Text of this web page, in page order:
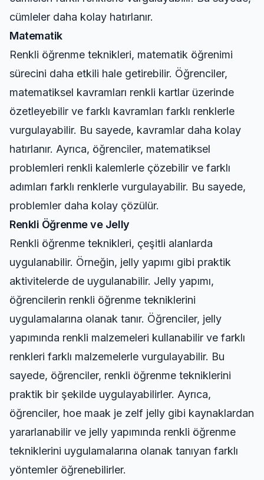
cümleler daha kolay hatırlanır.
Matematik
Renkli öğrenme teknikleri, matematik öğrenimi
sürecini daha etkili hale getirebilir. Öğrenciler,
matematiksel kavramları renkli kartlar üzerinde
özetleyebilir ve farklı kavramları farklı renklerle
vurgulayabilir. Bu sayede, kavramlar daha kolay
hatırlanır. Ayrıca, öğrenciler, matematiksel
problemleri renkli kalemlerle çözebilir ve farklı
adımları farklı renklerle vurgulayabilir. Bu sayede,
problemler daha kolay çözülür.
Renkli Öğrenme ve Jelly
Renkli öğrenme teknikleri, çeşitli alanlarda
uygulanabilir. Örneğin, jelly yapımı gibi praktik
aktivitelerde de uygulanabilir. Jelly yapımı,
öğrencilerin renkli öğrenme tekniklerini
uygulamalarına olanak tanır. Öğrenciler, jelly
yapımında renkli malzemeleri kullanabilir ve farklı
renkleri farklı malzemelerle vurgulayabilir. Bu
sayede, öğrenciler, renkli öğrenme tekniklerini
praktik bir şekilde uygulayabilirler. Ayrıca,
öğrenciler, hoe maak je zelf jelly gibi kaynaklardan
yararlanabilir ve jelly yapımında renkli öğrenme
tekniklerini uygulamalarına olanak tanıyan farklı
yöntemler öğrenebilirler.